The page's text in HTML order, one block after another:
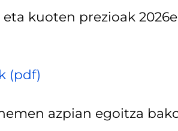
kuoten prezioak
(pdf)
azpian egoitza